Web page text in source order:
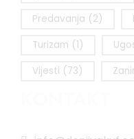
Predavanja (2)
Turizam (1)
Vijesti (73)